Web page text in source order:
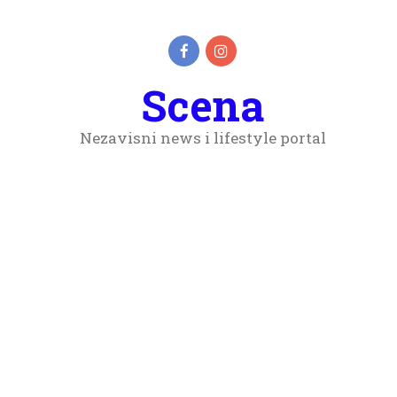
Scena
Nezavisni news i lifestyle portal